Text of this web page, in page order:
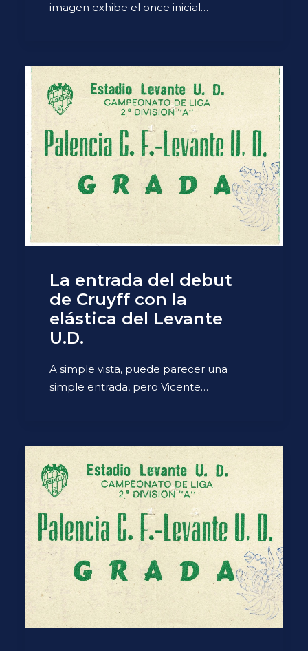
imagen exhibe el once inicial…
La entrada del debut
de Cruyff con la
elástica del Levante
U.D.
A simple vista, puede parecer una
simple entrada, pero Vicente…